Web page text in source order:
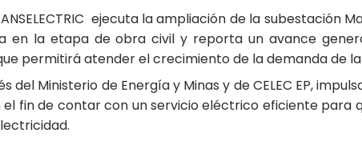
ejecuta la ampliación de la
en la etapa de obra civil y reporta un avance
permitirá atender el crecimiento de la demanda de la
del Ministerio de Energía y Minas y de CELEC EP,
fin de contar con un servicio eléctrico eficiente para